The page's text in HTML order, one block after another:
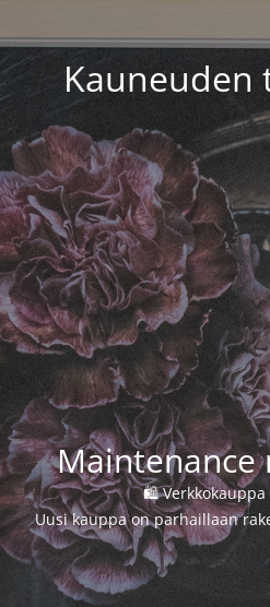
Kauneuden
Maintenance
🛍️ Verkkokauppa
Uusi kauppa on parhaillaan